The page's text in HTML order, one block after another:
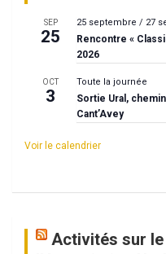
SEP
25
25 septembre / 27
Rencontre «
2026
OCT
3
Toute la journée
Sortie Ural,
Cant’Avey
Voir le calendrier
Activités sur le